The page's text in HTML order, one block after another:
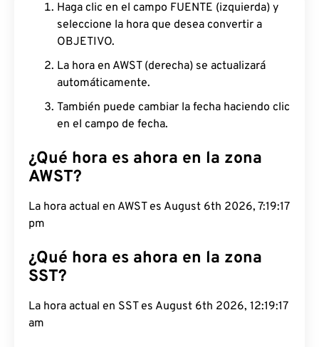
Haga clic en el campo FUENTE (izquierda) y
seleccione la hora que desea convertir a
OBJETIVO.
La hora en AWST (derecha) se actualizará
automáticamente.
También puede cambiar la fecha haciendo clic
en el campo de fecha.
¿Qué hora es ahora en la zona
AWST?
La hora actual en AWST es August 6th 2026,
7:19:18 pm
¿Qué hora es ahora en la zona
SST?
La hora actual en SST es August 6th 2026, 12:19:18
am